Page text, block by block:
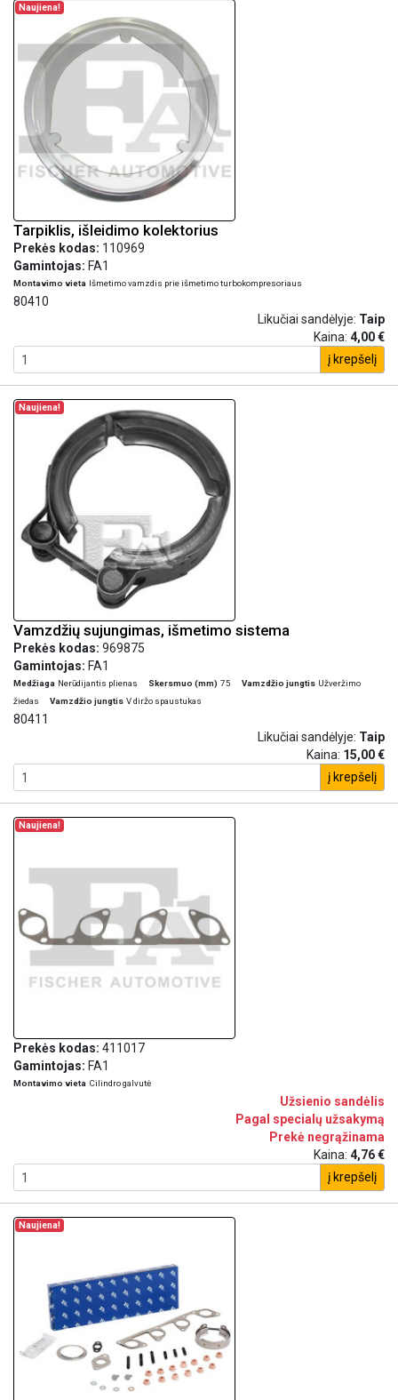
Naujiena!
Tarpiklis, išleidimo kolektorius
Prekės kodas: 110969
Gamintojas: FA1
Montavimo vieta Išmetimo vamzdis prie išmetimo turbokompresoriaus
80410
Likučiai sandėlyje: Taip
Kaina: 4,00 €
į krepšelį
Naujiena!
Vamzdžių sujungimas, išmetimo sistema
Prekės kodas: 969875
Gamintojas: FA1
Medžiaga Nerūdijantis plienas Skersmuo (mm) 75 Vamzdžio jungtis Užveržimo
žiedas
Vamzdžio jungtis V diržo spaustukas
80411
Likučiai sandėlyje: Taip
Kaina: 15,00 €
į krepšelį
Naujiena!
Prekės kodas: 411017
Gamintojas: FA1
Montavimo vieta Cilindro galvutė
Užsienio sandėlis
Pagal specialų užsakymą
Prekė negrąžinama
Kaina: 4,76 €
į krepšelį
Naujiena!